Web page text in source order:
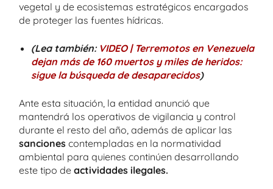
vegetal y de ecosistemas estratégicos encargados
de proteger las fuentes hídricas.
(Lea también: VIDEO | Terremotos en Venezuela
dejan más de 160 muertos y miles de heridos:
sigue la búsqueda de desaparecidos)
Ante esta situación, la entidad anunció que
mantendrá los operativos de vigilancia y control
durante el resto del año, además de aplicar las
sanciones contempladas en la normatividad
ambiental para quienes continúen desarrollando
este tipo de actividades ilegales.